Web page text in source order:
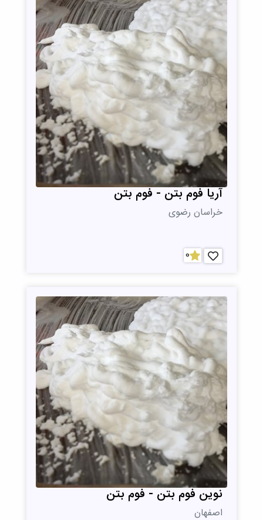
آریا فوم بتن - فوم بتن
خراسان رضوی
0
نوین فوم بتن - فوم بتن
اصفهان